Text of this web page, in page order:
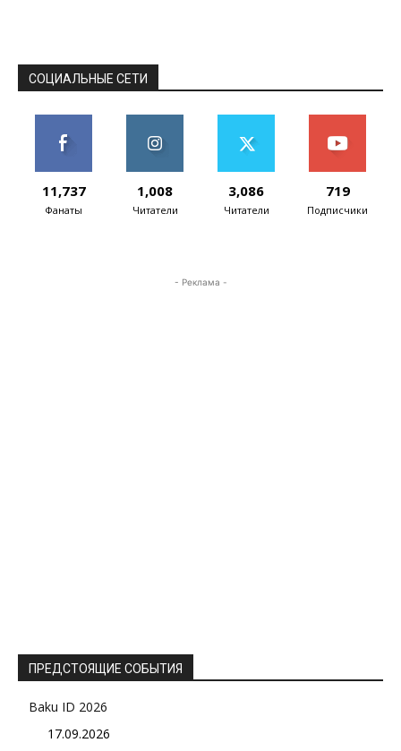
СОЦИАЛЬНЫЕ СЕТИ
11,737
Фанаты
1,008
Читатели
3,086
Читатели
719
Подписчики
- Реклама -
ПРЕДСТОЯЩИЕ СОБЫТИЯ
Baku ID 2026
17.09.2026